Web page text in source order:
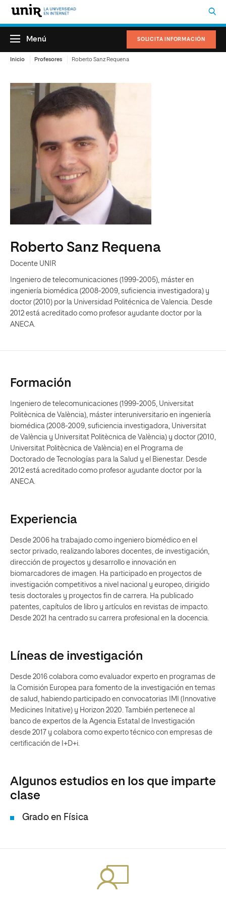
SOLICITA INFORMACIÓN
Menú
Inicio Profesores Roberto Sanz Requena
Roberto Sanz Requena
Docente UNIR
Ingeniero de telecomunicaciones (1999-2005), máster en
ingeniería biomédica (2008-2009, suficiencia investigadora) y
doctor (2010) por la Universidad Politécnica de Valencia. Desde
2012 está acreditado como profesor ayudante doctor por la
ANECA.
Formación
Ingeniero de telecomunicaciones (1999-2005, Universitat
Politècnica de València), máster interuniversitario en ingeniería
biomédica (2008-2009, suficiencia investigadora, Universitat
de València y Universitat Politècnica de València) y doctor (2010,
Universitat Politècnica de València) en el Programa de
Doctorado de Tecnologías para la Salud y el Bienestar. Desde
2012 está acreditado como profesor ayudante doctor por la
ANECA.
Experiencia
Desde 2006 ha trabajado como ingeniero biomédico en el
sector privado, realizando labores docentes, de investigación,
dirección de proyectos y desarrollo e innovación en
biomarcadores de imagen. Ha participado en proyectos de
investigación competitivos a nivel nacional y europeo, dirigido
tesis doctorales y proyectos fin de carrera. Ha publicado
patentes, capítulos de libro y artículos en revistas de impacto.
Desde 2021 ha centrado su carrera profesional en la docencia.
Líneas de investigación
Desde 2016 colabora como evaluador experto en programas de
la Comisión Europea para fomento de la investigación en temas
de salud, habiendo participado en convocatorias IMI (Innovative
Medicines Initative) y Horizon 2020. También pertenece al
banco de expertos de la Agencia Estatal de Investigación
desde 2017 y colabora como experto técnico con empresas de
certificación de I+D+i.
Algunos estudios en los que imparte
clase
Grado en Física